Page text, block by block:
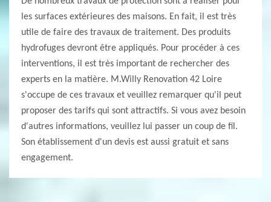
les surfaces extérieures des maisons. En fait, il est très
utile de faire des travaux de traitement. Des produits
hydrofuges devront être appliqués. Pour procéder à ces
interventions, il est très important de rechercher des
experts en la matière. M.Willy Renovation 42 Loire
s'occupe de ces travaux et veuillez remarquer qu'il peut
proposer des tarifs qui sont attractifs. Si vous avez besoin
d'autres informations, veuillez lui passer un coup de fil.
Son établissement d'un devis est aussi gratuit et sans
engagement.